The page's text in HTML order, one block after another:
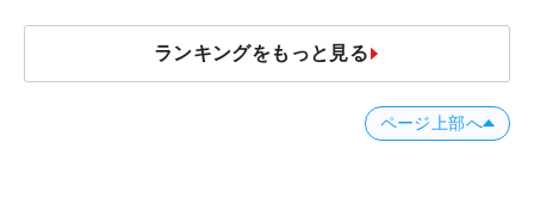
ランキングをもっと見る
ページ上部へ